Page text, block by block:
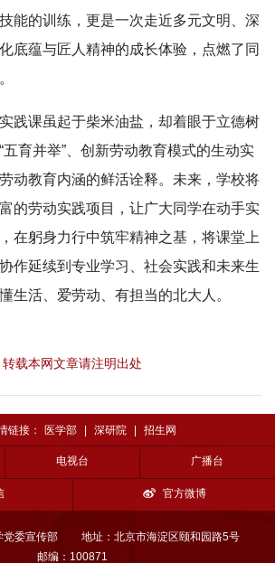
能的训练，更是一次走近多元文明、深
底蕴与匠人精神的成长体验，点燃了同
践课虽起于柴米油盐，却着眼于立德树
五育并举”、创新劳动教育模式的生动实
动教育内涵的鲜活诠释。未来，学校将
的劳动实践项目，让广大同学在动手实
在躬身力行中筑牢精神之基，将课堂上
作延续到专业学习、社会实践和未来生
生活、爱劳动、有担当的北大人。
转载本网文章请注明出处
链接： 医学部 深研院 招生网
电视台 广播台
官方微博
委宣传部
地址：北京市海淀区颐和园路5号
邮编：100871